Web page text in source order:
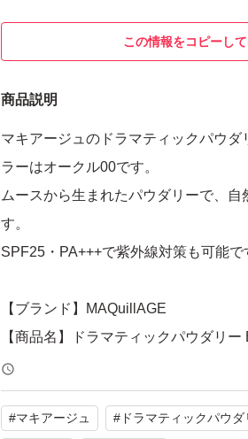
この情報をコピーし
商品説明
マキアージュのドラマティックパウダ
ラーはオークル00です。
ムースから生まれたパウダリーで、自
す。
SPF25・PA+++で紫外線対策も可能で
【ブランド】MAQuillAGE
【商品名】ドラマティックパウダリー
【カラー】オークル00
【状態】未使用（未開封）
#マキアージュ # ドラマティックパウダ